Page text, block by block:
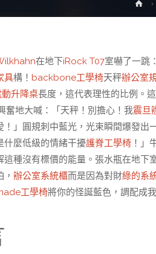
在地下iRock T07室嚇了一跳
具構！ backbone工學椅天秤辦公室
升降桌長度，這代表理性的比例。
奮地大喊：「天秤！別擔心！我震旦
！」圓規刺中藍光，光束瞬間爆發出
什麼低級的情緒干擾護脊工學椅 ！」
這種沒有標價的能量。張水瓶在地下
辦公室系統櫃而是因為對財綠的系
工學椅將你的怪誕藍色，調配成